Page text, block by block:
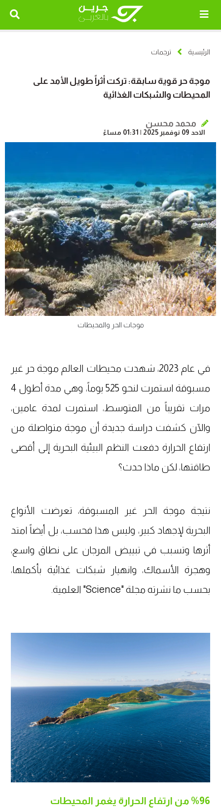
الرئيسية ترجمات
موجة حر قوية سابقة: تركت أثراً طويل الأمد على
المحيطات والشبكات الغذائية
محمد محسن
الاحد 09 نوفمبر 2025 | 01:31 مساءً
موجات الحر والمحيطات
في عام 2023، شهدت محيطات العالم موجة حر غير
مسبوقة استمرت لنحو 525 يوماً، وهي مدة أطول 4
مرات تقريباً من المتوسط، استمرت لمدة عامين،
والآن كشفت دراسة جديدة أن موجة متواصلة من
ارتفاع الحرارة دفعت النظم البيئية البحرية إلى أقصى
طاقتها، لكن ماذا حدث؟
نتيجة موجة الحر غير المسبوقة، تعرضت الأنواع
البحرية لإجهاد كبير، وليس هذا فحسب، بل أيضاً امتد
أثرها وتسبب في تبييض المرجان على نطاق واسع،
وهجرة الأسماك، وانهيار شبكات غذائية بأكملها،
بحسب ما نشرته مجلة "Science" العلمية.
%96 من ارتفاع الحرارة يغمر المحيطات